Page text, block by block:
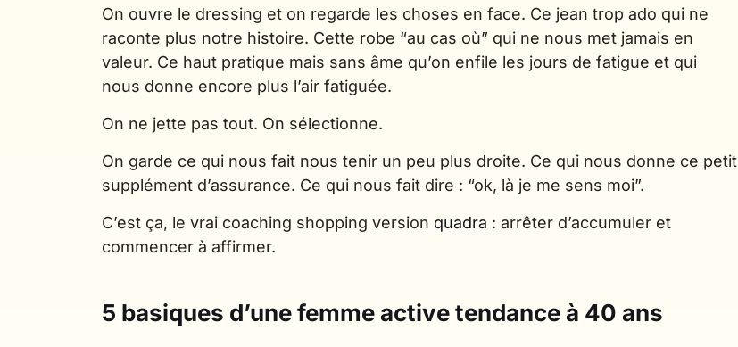
On ouvre le dressing et on regarde les choses en face. Ce jean trop ado qui ne
raconte plus notre histoire. Cette robe “au cas où” qui ne nous met jamais en
valeur. Ce haut pratique mais sans âme qu’on enfile les jours de fatigue et qui
nous donne encore plus l’air fatiguée.
On ne jette pas tout. On sélectionne.
On garde ce qui nous fait nous tenir un peu plus droite. Ce qui nous donne ce petit
supplément d’assurance. Ce qui nous fait dire : “ok, là je me sens moi”.
C’est ça, le vrai coaching shopping version quadra : arrêter d’accumuler et
commencer à affirmer.
5 basiques d’une femme active tendance à 40 ans